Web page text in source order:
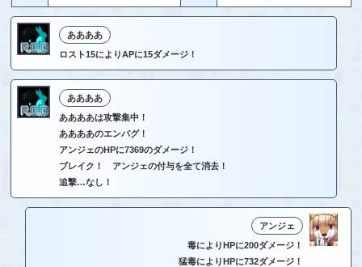
ああああ
ロスト15によりAPに15ダメージ！
ああああ
ああああは攻撃集中！
ああああのエンバグ！
アンジェのHPに7369のダメージ！
ブレイク！ アンジェの付与を全て消去！
追撃…なし！
アンジェ
毒によりHPに200ダメージ！
猛毒によりHPに732ダメージ！